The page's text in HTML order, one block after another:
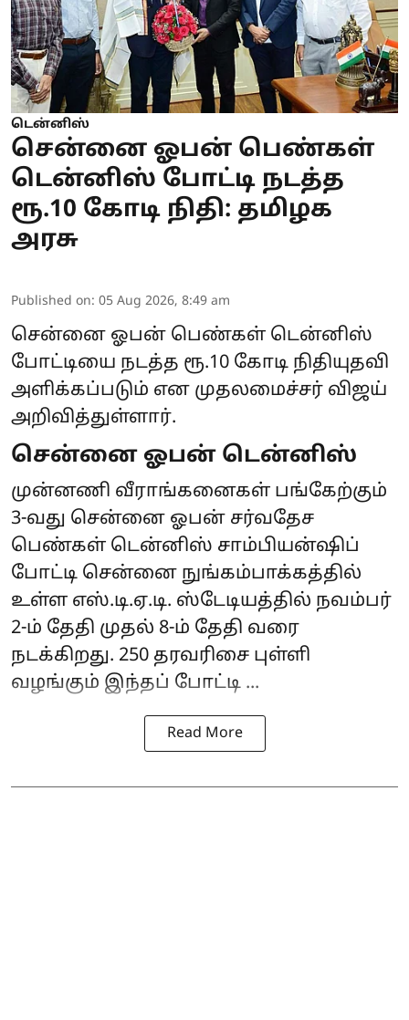
டென்னிஸ்
சென்னை ஓபன் பெண்கள்
டென்னிஸ் போட்டி நடத்த
ரூ.10 கோடி நிதி: தமிழக
அரசு
Published on: 05 Aug 2026, 8:49 am
சென்னை ஓபன் பெண்கள் டென்னிஸ்
போட்டியை நடத்த ரூ.10 கோடி நிதியுதவி
அளிக்கப்படும் என முதலமைச்சர் விஜய்
அறிவித்துள்ளார்.
சென்னை ஓபன் டென்னிஸ்
முன்னணி வீராங்கனைகள் பங்கேற்கும்
3-வது சென்னை ஓபன் சர்வதேச
பெண்கள் டென்னிஸ் சாம்பியன்ஷிப்
போட்டி சென்னை நுங்கம்பாக்கத்தில்
உள்ள எஸ்.டி.ஏ.டி. ஸ்டேடியத்தில் நவம்பர்
2-ம் தேதி முதல் 8-ம் தேதி வரை
நடக்கிறது. 250 தரவரிசை புள்ளி
வழங்கும் இந்தப் போட்டி ...
Read More